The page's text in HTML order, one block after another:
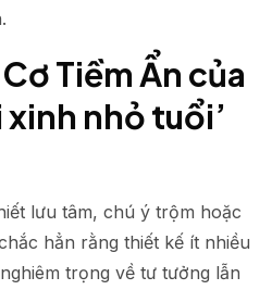
Tiềm Ẩn của
xinh nhỏ tuổi’
lưu tâm, chú ý trộm hoặc
hẳn rằng thiết kế ít nhiều
trọng về tư tưởng lẫn